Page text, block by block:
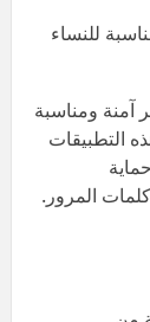
للنساء
آمنة ومناسبة
التطبيقات
المرور.